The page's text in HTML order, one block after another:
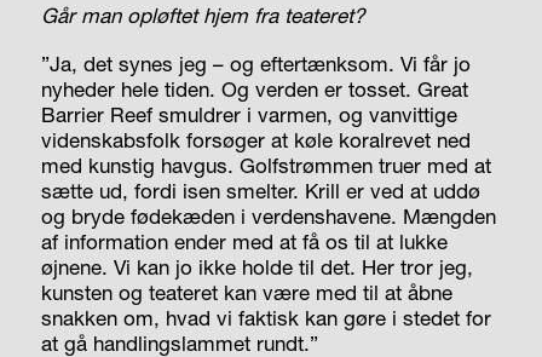
Går man opløftet hjem fra teateret?
”Ja, det synes jeg – og eftertænksom. Vi får jo
nyheder hele tiden. Og verden er tosset. Great
Barrier Reef smuldrer i varmen, og vanvittige
videnskabsfolk forsøger at køle koralrevet ned
med kunstig havgus. Golfstrømmen truer med at
sætte ud, fordi isen smelter. Krill er ved at uddø
og bryde fødekæden i verdenshavene. Mængden
af information ender med at få os til at lukke
øjnene. Vi kan jo ikke holde til det. Her tror jeg,
kunsten og teateret kan være med til at åbne
snakken om, hvad vi faktisk kan gøre i stedet for
at gå handlingslammet rundt.”